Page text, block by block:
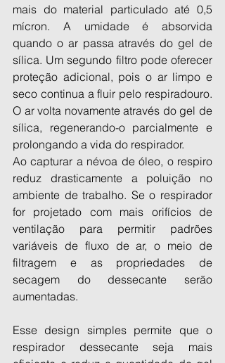
mais do material particulado até 0,5
mícron. A umidade é absorvida
quando o ar passa através do gel de
sílica. Um segundo filtro pode oferecer
proteção adicional, pois o ar limpo e
seco continua a fluir pelo respiradouro.
O ar volta novamente através do gel de
sílica, regenerando-o parcialmente e
prolongando a vida do respirador.
Ao capturar a névoa de óleo, o respiro
reduz drasticamente a poluição no
ambiente de trabalho. Se o respirador
for projetado com mais orifícios de
ventilação para permitir padrões
variáveis ​​de fluxo de ar, o meio de
filtragem e as propriedades de
secagem do dessecante serão
aumentadas.
Esse design simples permite que o
respirador dessecante seja mais